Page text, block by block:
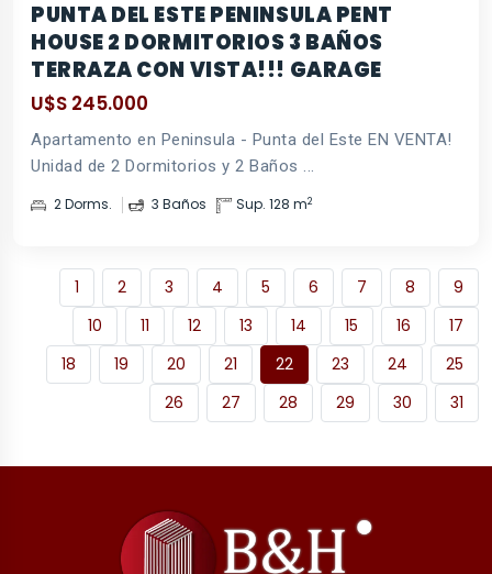
PUNTA DEL ESTE PENINSULA PENT
HOUSE 2 DORMITORIOS 3 BAÑOS
TERRAZA CON VISTA!!! GARAGE
U$S 245.000
Apartamento en Peninsula - Punta del Este EN VENTA!
Unidad de 2 Dormitorios y 2 Baños ...
2 Dorms. 3 Baños Sup. 128 m2
1 2 3 4 5 6 7 8
9
10
11 12 13 14 15 16
17
18
19 20 21 22 23 24
25
26
27 28 29 30 31